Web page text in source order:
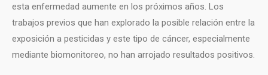
esta enfermedad aumente en los próximos años. Los
trabajos previos que han explorado la posible relación entre la
exposición a pesticidas y este tipo de cáncer, especialmente
mediante biomonitoreo, no han arrojado resultados positivos.